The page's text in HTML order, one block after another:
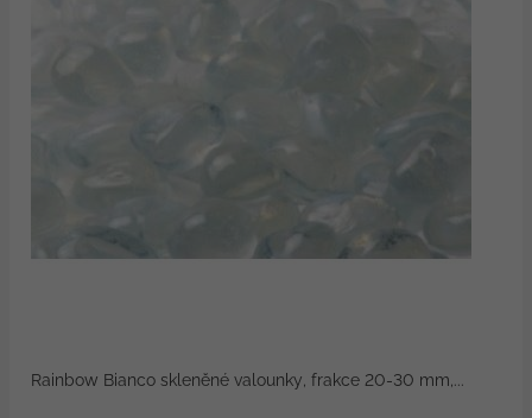
Rainbow Bianco skleněné valounky, frakce 20-30 mm,...